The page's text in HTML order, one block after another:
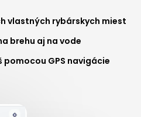
vlastných rybárskych miest
brehu aj na vode
GPS navigácie